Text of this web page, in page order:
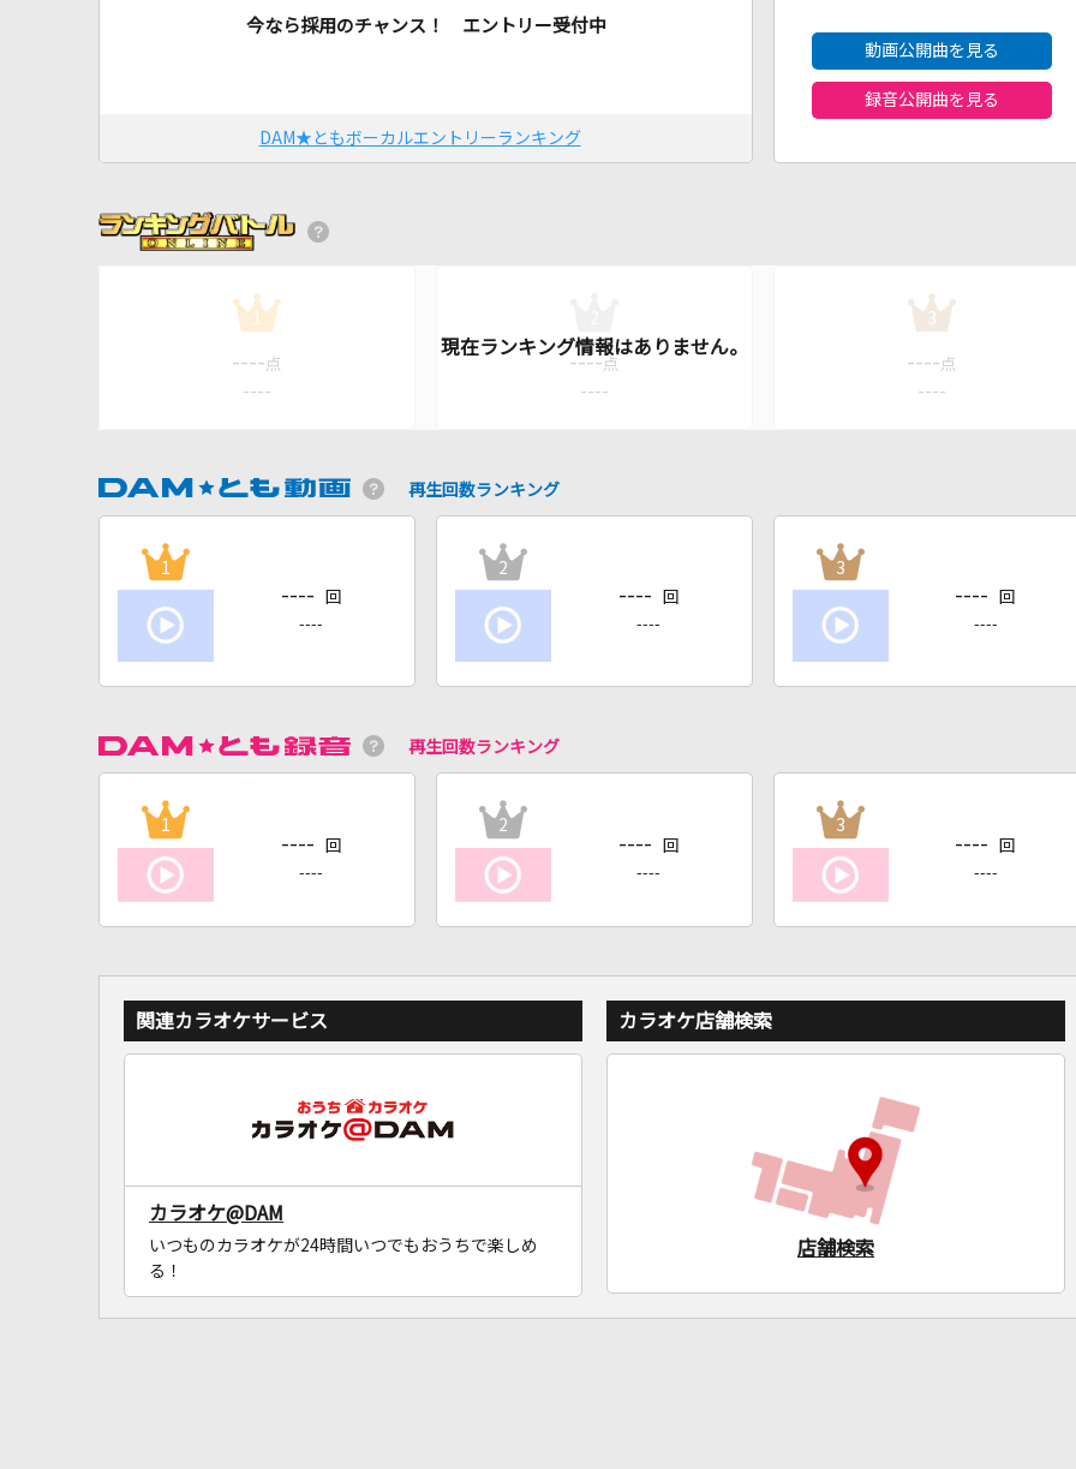
今なら採用のチャンス！ エントリー受付中
DAM★ともボーカルエントリーランキング
動画公開曲を見る
録音公開曲を見る
1
---- 点
----
---- 点
----
3
---- 点
----
再生回数ランキング
1
---- 回
----
2
---- 回
----
3
---- 回
----
再生回数ランキング
1
---- 回
----
2
---- 回
----
3
---- 回
----
関連カラオケサービス
カラオケ@DAM
いつものカラオケが24時間いつでもおうちで楽しめ
る！
カラオケ店舗検索
店舗検索